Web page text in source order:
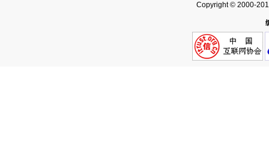
Copyright © 2000-